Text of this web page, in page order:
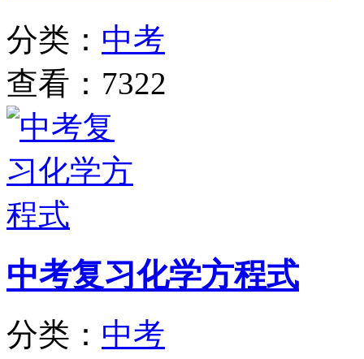
分类： 中考
查看：7322
中考复习化学方程式
分类： 中考